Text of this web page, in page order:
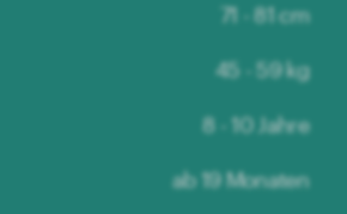
71 - 81 cm
45 - 59 kg
8 - 10 Jahre
ab 19 Monaten